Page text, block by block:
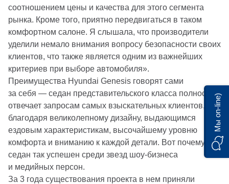
соотношением цены и качества для этого сегмента
рынка. Кроме того, приятно передвигаться в таком
комфортном салоне. Я слышала, что производители
уделили немало внимания вопросу безопасности своих
клиентов, что также является одним из важнейших
критериев при выборе автомобиля».
Преимущества Hyundai Genesis говорят сами
за себя — седан представительского класса полностью
отвечает запросам самых взыскательных клиентов,
благодаря великолепному дизайну, выдающимся
ездовым характеристикам, высочайшему уровню
комфорта и вниманию к каждой детали. Вот почему
седан так успешен среди звезд шоу-бизнеса
и медийных персон.
За 3 года существования проекта в нем приняли
Мы on-line)